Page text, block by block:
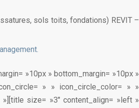
sols toits, fondations) REVIT –
»10px » bottom_margin= »10px »
» » icon_circle_color= » »
size= »3″ content_align= »left »